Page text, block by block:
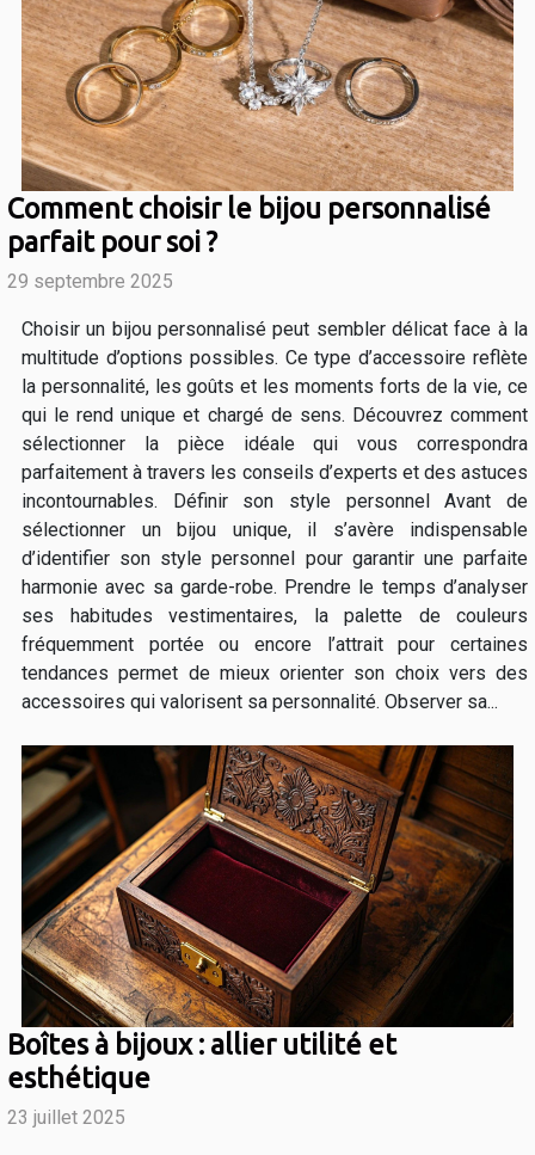
Comment choisir le bijou personnalisé
parfait pour soi ?
29 septembre 2025
Choisir un bijou personnalisé peut sembler délicat face à la
multitude d’options possibles. Ce type d’accessoire reflète
la personnalité, les goûts et les moments forts de la vie, ce
qui le rend unique et chargé de sens. Découvrez comment
sélectionner la pièce idéale qui vous correspondra
parfaitement à travers les conseils d’experts et des astuces
incontournables. Définir son style personnel Avant de
sélectionner un bijou unique, il s’avère indispensable
d’identifier son style personnel pour garantir une parfaite
harmonie avec sa garde-robe. Prendre le temps d’analyser
ses habitudes vestimentaires, la palette de couleurs
fréquemment portée ou encore l’attrait pour certaines
tendances permet de mieux orienter son choix vers des
accessoires qui valorisent sa personnalité. Observer sa...
Boîtes à bijoux : allier utilité et
esthétique
23 juillet 2025